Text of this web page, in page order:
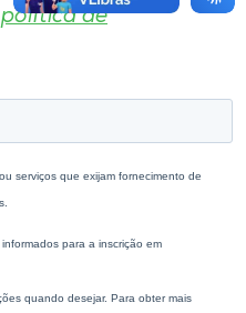
política de